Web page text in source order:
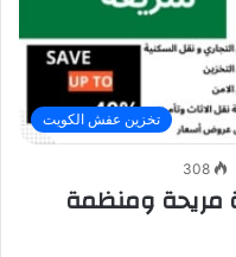
تخزين عفش الكويت
308
مريحة ومنظمة